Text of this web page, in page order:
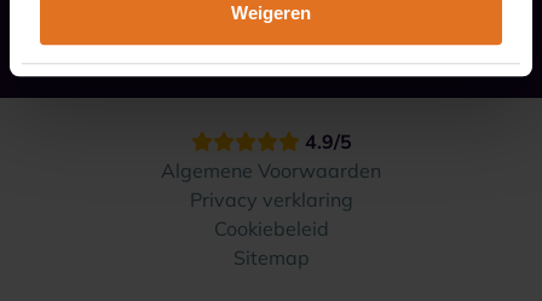
Weigeren
4.9/5
Algemene Voorwaarden
Privacy verklaring
Cookiebeleid
Sitemap